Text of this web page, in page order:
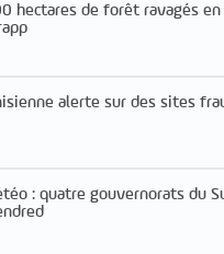
hectares de forêt ravagés en
alerte sur des sites
: quatre gouvernorats du